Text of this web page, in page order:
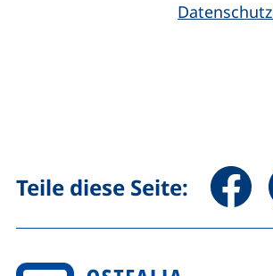
Teile diese Seite: Seite